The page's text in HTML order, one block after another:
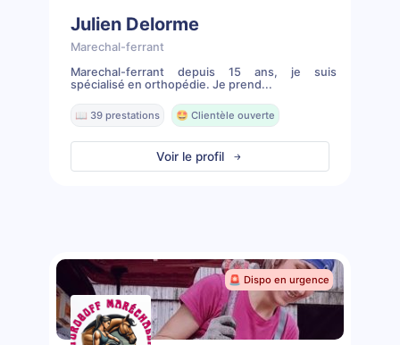
Julien Delorme
Marechal-ferrant
Marechal-ferrant depuis 15 ans, je suis
spécialisé en orthopédie. Je prend...
📖 39 prestations 🤩 Clientèle ouverte
Voir le profil
🚨 Dispo en urgence